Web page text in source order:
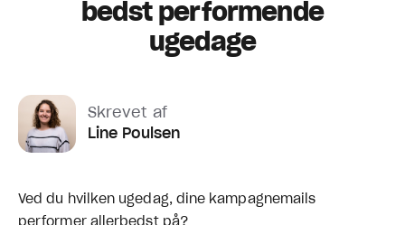
bedst performende
ugedage
Skrevet af
Line Poulsen
Ved du hvilken ugedag, dine kampagnemails
performer allerbedst på?